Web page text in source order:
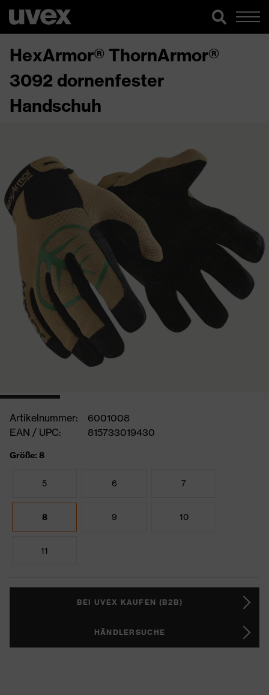
HexArmor® ThornArmor®
3092 dornenfester
Handschuh
Artikelnummer:
6001008
EAN / UPC:
815733019430
Größe: 8
5 6 7
8 9 10
11
BEI UVEX KAUFEN (B2B)
HÄNDLERSUCHE